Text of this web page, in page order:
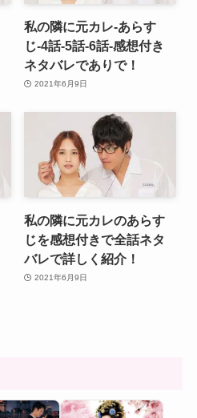
私の隣に元カレ-あらす
じ-4話-5話-6話-感想付き
ネタバレでありで！
2021年6月9日
私の隣に元カレのあらす
じを感想付きで全話ネタ
バレで詳しく紹介！
2021年6月9日